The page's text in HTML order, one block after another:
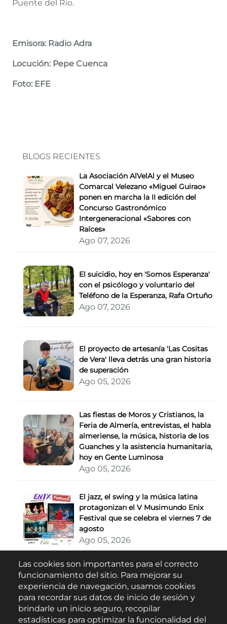
Puente del Río.
Emisora: Radio Adra
Locución: Pepe Cuenca
Foto: EFE
BLOGS RECIENTES
La Asociación AlVelAl y el Museo
Comarcal Velezano «Miguel Guirao»
ponen en marcha la II edición del
Concurso Gastronómico
Intergeneracional «Sabores con
Raíces»
Ago 07, 2026
El suicidio, hoy en 'Somos Esperanza'
con el psicólogo y voluntario del
Teléfono de la Esperanza, Rafa Ortuño
Ago 07, 2026
El proyecto de artesanía 'Las Cositas
de Vera' lleva detrás una gran historia
de superación
Ago 05, 2026
Las fiestas de Moros y Cristianos, la
Feria de Almería, entrevistas, el habla
almeriense, la música, historia de los
Guanches y la asistencia humanitaria,
hoy en Gente Luminosa
Ago 05, 2026
El jazz, el swing y la música latina
protagonizan el V Musimundo Enix
Festival que se celebra el viernes 7 de
agosto
Ago 05, 2026
Buscar
Las cookies son importantes para el correcto
funcionamiento del sitio. Para mejorar su
experiencia de navegación, usamos cookies
para recordar sus datos de inicio de sesión y
brindarle un inicio seguro, recopilar
estadísticas para optimizar la funcionalidad del